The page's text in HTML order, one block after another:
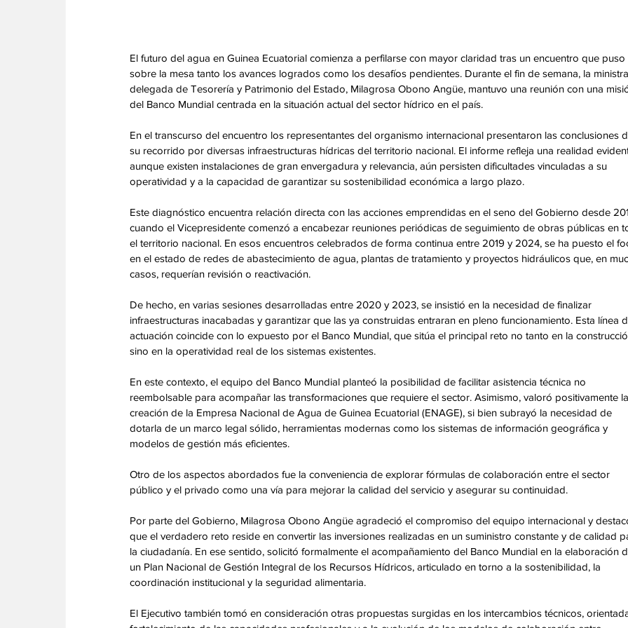
El futuro del agua en Guinea Ecuatorial comienza a perfilarse con mayor claridad tras un encuentro que puso
sobre la mesa tanto los avances logrados como los desafíos pendientes. Durante el fin de semana, la ministra
delegada de Tesorería y Patrimonio del Estado, Milagrosa Obono Angüe, mantuvo una reunión con una
del Banco Mundial centrada en la situación actual del sector hídrico en el país.
En el transcurso del encuentro los representantes del organismo internacional presentaron las conclusiones
su recorrido por diversas infraestructuras hídricas del territorio nacional. El informe refleja una realidad
aunque existen instalaciones de gran envergadura y relevancia, aún persisten dificultades vinculadas a su
operatividad y a la capacidad de garantizar su sostenibilidad económica a largo plazo.
Este diagnóstico encuentra relación directa con las acciones emprendidas en el seno del Gobierno desde
cuando el Vicepresidente comenzó a encabezar reuniones periódicas de seguimiento de obras públicas en
el territorio nacional. En esos encuentros celebrados de forma continua entre 2019 y 2024, se ha puesto el
en el estado de redes de abastecimiento de agua, plantas de tratamiento y proyectos hidráulicos que, en
casos, requerían revisión o reactivación.
De hecho, en varias sesiones desarrolladas entre 2020 y 2023, se insistió en la necesidad de finalizar
infraestructuras inacabadas y garantizar que las ya construidas entraran en pleno funcionamiento. Esta línea
actuación coincide con lo expuesto por el Banco Mundial, que sitúa el principal reto no tanto en la
sino en la operatividad real de los sistemas existentes.
En este contexto, el equipo del Banco Mundial planteó la posibilidad de facilitar asistencia técnica no
reembolsable para acompañar las transformaciones que requiere el sector. Asimismo, valoró positivamente la
creación de la Empresa Nacional de Agua de Guinea Ecuatorial (ENAGE), si bien subrayó la necesidad de
dotarla de un marco legal sólido, herramientas modernas como los sistemas de información geográfica y
modelos de gestión más eficientes.
Otro de los aspectos abordados fue la conveniencia de explorar fórmulas de colaboración entre el sector
público y el privado como una vía para mejorar la calidad del servicio y asegurar su continuidad.
Por parte del Gobierno, Milagrosa Obono Angüe agradeció el compromiso del equipo internacional y
que el verdadero reto reside en convertir las inversiones realizadas en un suministro constante y de calidad
la ciudadanía. En ese sentido, solicitó formalmente el acompañamiento del Banco Mundial en la elaboración
un Plan Nacional de Gestión Integral de los Recursos Hídricos, articulado en torno a la sostenibilidad, la
coordinación institucional y la seguridad alimentaria.
El Ejecutivo también tomó en consideración otras propuestas surgidas en los intercambios técnicos,